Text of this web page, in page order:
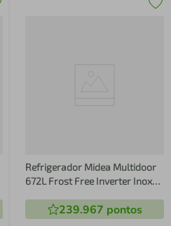
Refrigerador Midea Multidoor
672L Frost Free Inverter Inox
239.967 pontos